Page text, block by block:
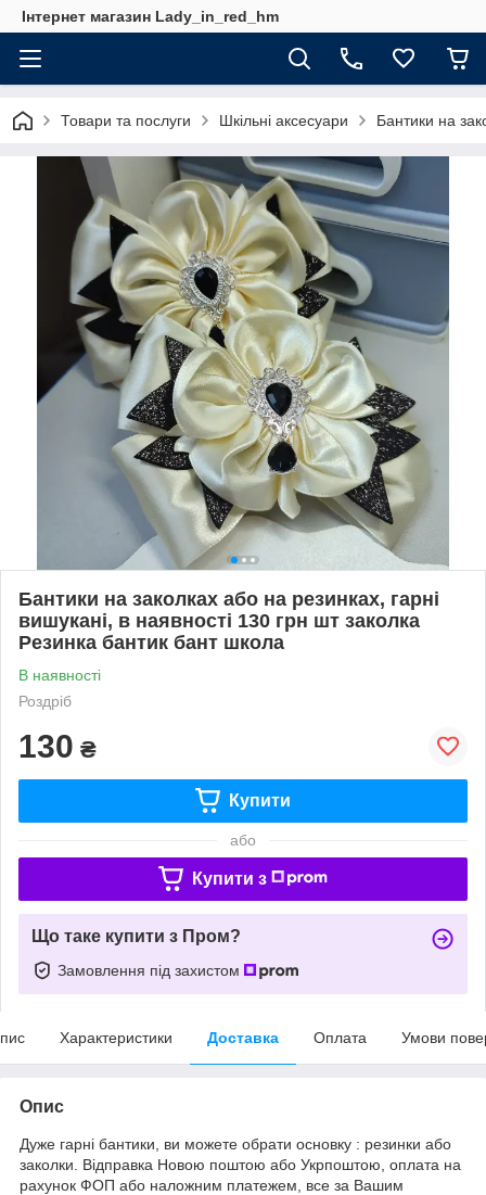
Інтернет магазин Lady_in_red_hm
Товари та послуги Шкільні аксесуари Бантики на
Бантики на заколках або на резинках, гарні
вишукані, в наявності 130 грн шт заколка
Резинка бантик бант школа
В наявності
Роздріб
130 ₴
Купити
або
Купити з
Що таке купити з Пром?
Замовлення під захистом
Характеристики Доставка Оплата Умови
Опис
Дуже гарні бантики, ви можете обрати основку : резинки або
заколки. Відправка Новою поштою або Укрпоштою, оплата на
рахунок ФОП або наложним платежем, все за Вашим